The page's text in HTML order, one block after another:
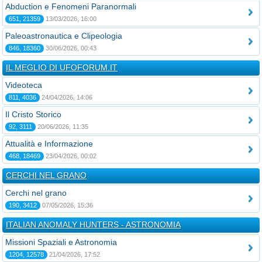
Abduction e Fenomeni Paranormali
651, 21359 13/03/2026, 16:00
Paleoastronautica e Clipeologia
846, 18360 30/06/2026, 00:43
IL MEGLIO DI UFOFORUM.IT
Videoteca
811, 4036 24/04/2026, 14:06
Il Cristo Storico
92, 3111 20/06/2026, 11:35
Attualità e Informazione
468, 18469 23/04/2026, 00:02
CERCHI NEL GRANO
Cerchi nel grano
190, 3412 07/05/2026, 15:36
ITALIAN ANOMALY HUNTERS - ASTRONOMIA
Missioni Spaziali e Astronomia
1204, 12578 21/04/2026, 17:52